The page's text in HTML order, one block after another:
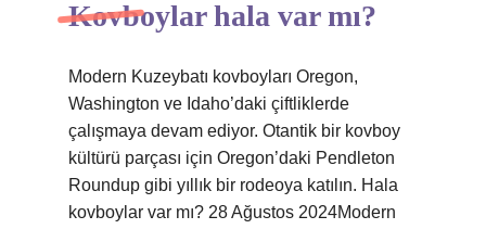
Kovboylar hala var mı?
Modern Kuzeybatı kovboyları Oregon,
Washington ve Idaho’daki çiftliklerde
çalışmaya devam ediyor. Otantik bir kovboy
kültürü parçası için Oregon’daki Pendleton
Roundup gibi yıllık bir rodeoya katılın. Hala
kovboylar var mı? 28 Ağustos 2024Modern